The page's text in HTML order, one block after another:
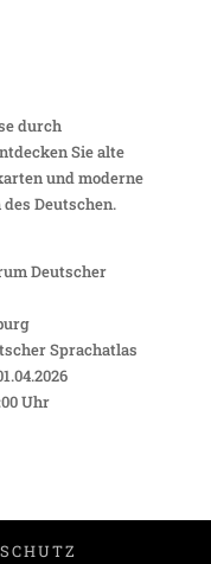
durch
Sie alte
und moderne
Deutschen.
Deutscher
Sprachatlas
Uhr